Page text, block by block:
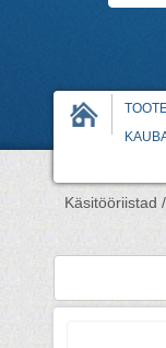
Käsitööriistad /